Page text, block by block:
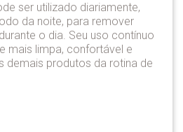
ser utilizado diariamente,
da noite, para remover
o dia. Seu uso contínuo
mais limpa, confortável e
demais produtos da rotina de